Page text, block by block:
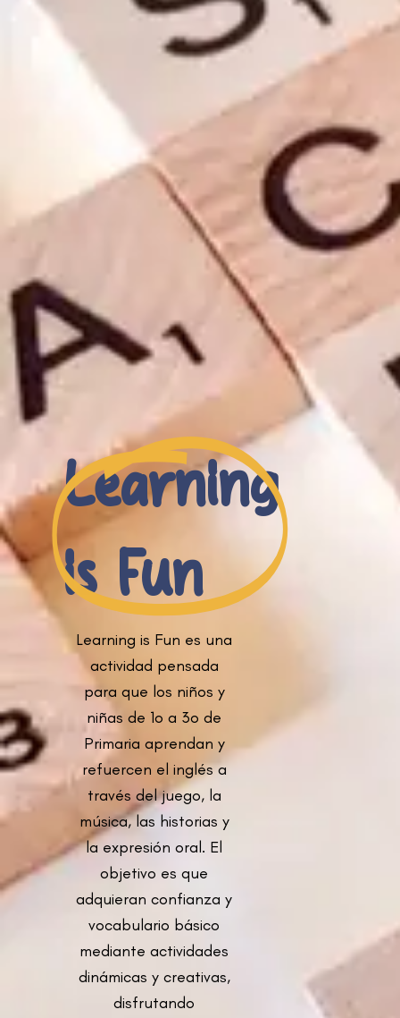
Learning
is Fun
Learning is Fun es una
actividad pensada
para que los niños y
niñas de 1o a 3o de
Primaria aprendan y
refuercen el inglés a
través del juego, la
música, las historias y
la expresión oral. El
objetivo es que
adquieran confianza y
vocabulario básico
mediante actividades
dinámicas y creativas,
disfrutando